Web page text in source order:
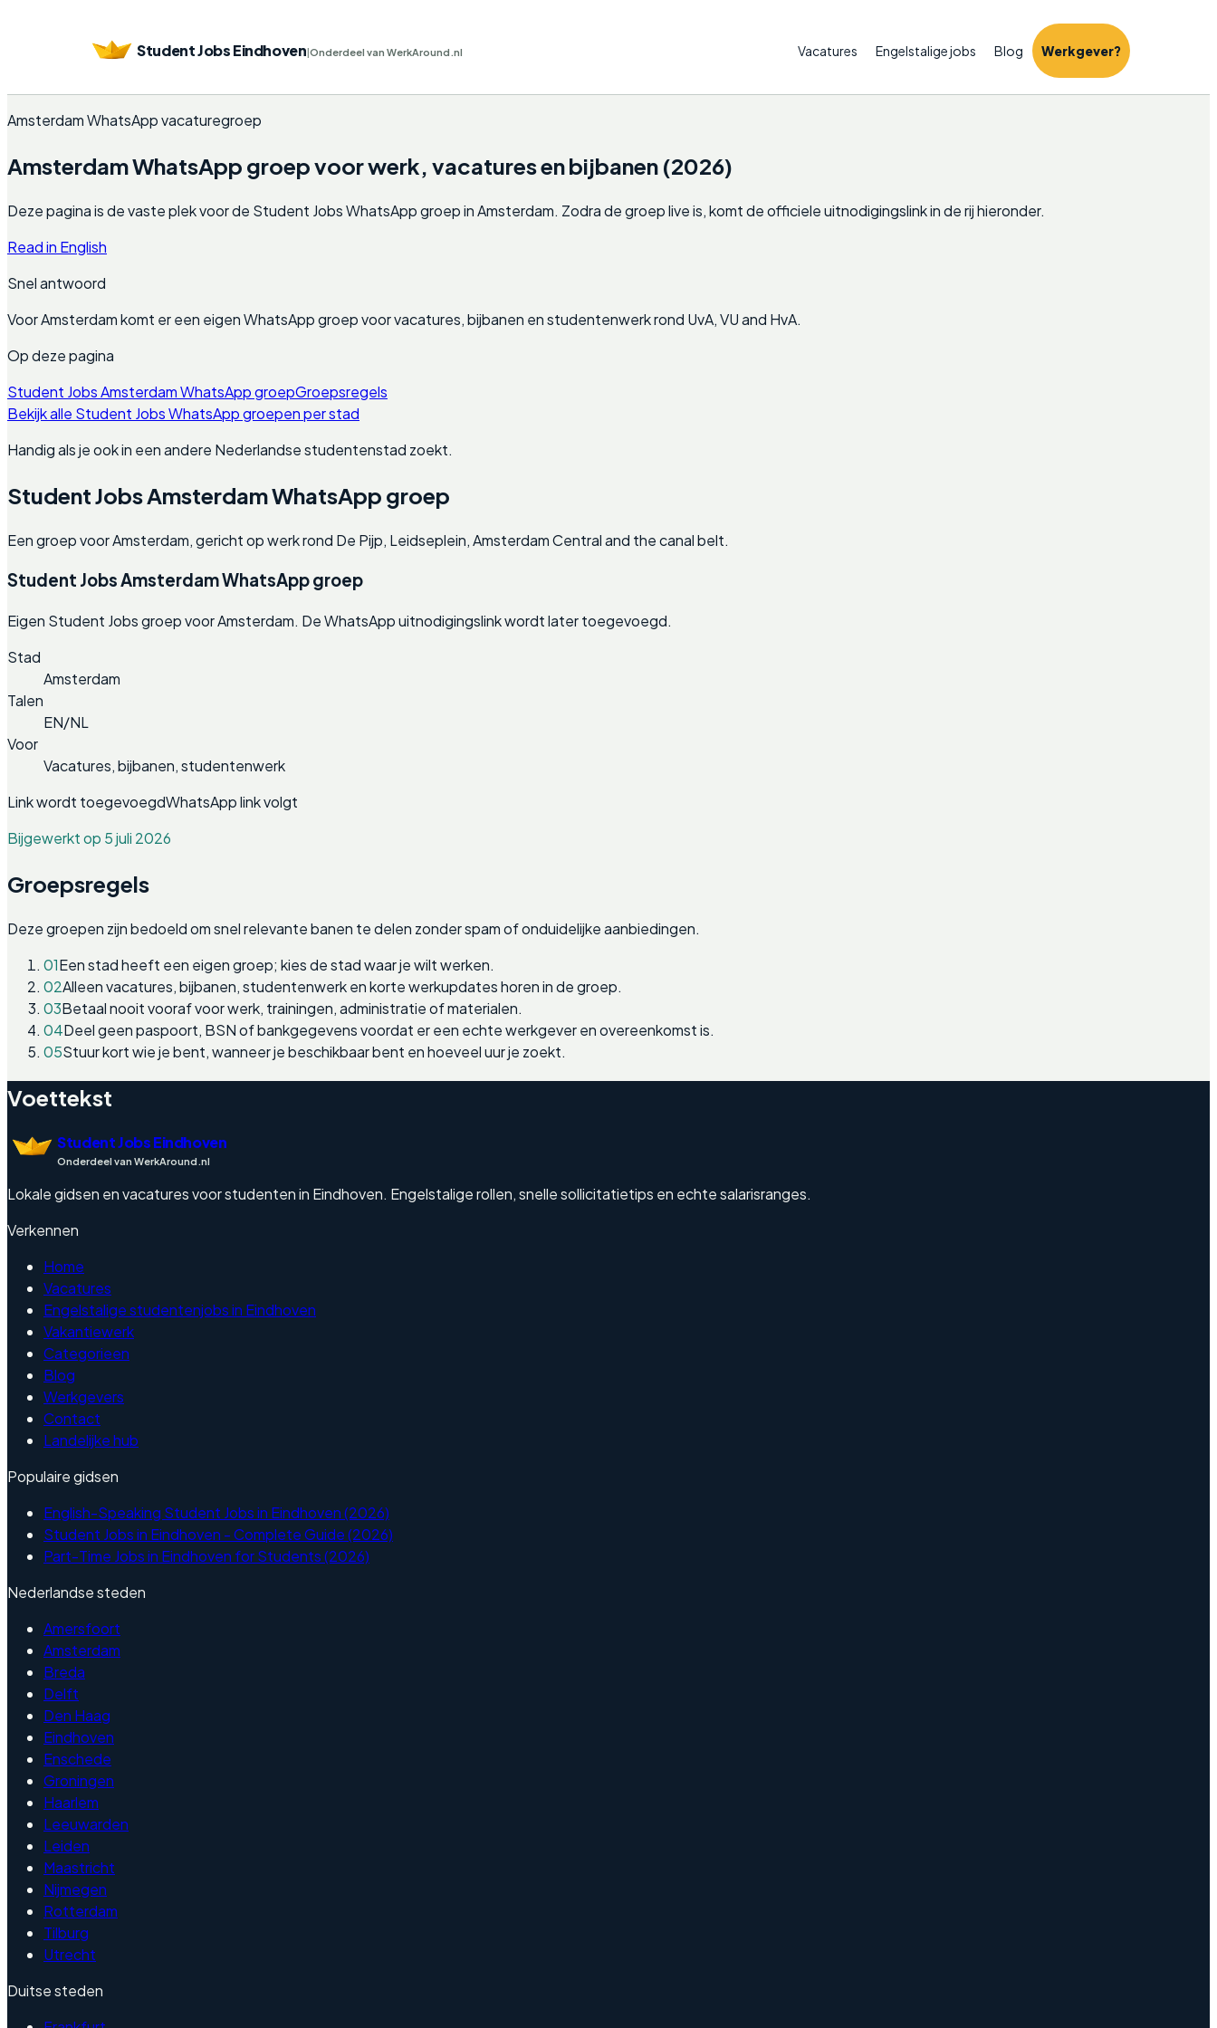
Student Jobs Eindhoven|Onderdeel van WerkAround.nl Vacatures Engelstalige jobs Blog Werkgever?
Amsterdam WhatsApp vacaturegroep
Amsterdam WhatsApp groep voor werk, vacatures en bijbanen (2026)
Deze pagina is de vaste plek voor de Student Jobs WhatsApp groep in Amsterdam. Zodra de groep live is, komt de officiele uitnodigingslink in de rij hieronder.
Read in English
Snel antwoord
Voor Amsterdam komt er een eigen WhatsApp groep voor vacatures, bijbanen en studentenwerk rond UvA, VU and HvA.
Op deze pagina
Student Jobs Amsterdam WhatsApp groepGroepsregels
Bekijk alle Student Jobs WhatsApp groepen per stad
Handig als je ook in een andere Nederlandse studentenstad zoekt.
Student Jobs Amsterdam WhatsApp groep
Een groep voor Amsterdam, gericht op werk rond De Pijp, Leidseplein, Amsterdam Central and the canal belt.
Student Jobs Amsterdam WhatsApp groep
Eigen Student Jobs groep voor Amsterdam. De WhatsApp uitnodigingslink wordt later toegevoegd.
Stad
Amsterdam
Talen
EN/NL
Voor
Vacatures, bijbanen, studentenwerk
Link wordt toegevoegdWhatsApp link volgt
Bijgewerkt op 5 juli 2026
Groepsregels
Deze groepen zijn bedoeld om snel relevante banen te delen zonder spam of onduidelijke aanbiedingen.
01Een stad heeft een eigen groep; kies de stad waar je wilt werken.
02Alleen vacatures, bijbanen, studentenwerk en korte werkupdates horen in de groep.
03Betaal nooit vooraf voor werk, trainingen, administratie of materialen.
04Deel geen paspoort, BSN of bankgegevens voordat er een echte werkgever en overeenkomst is.
05Stuur kort wie je bent, wanneer je beschikbaar bent en hoeveel uur je zoekt.
Voettekst
Student Jobs Eindhoven
Onderdeel van WerkAround.nl
Lokale gidsen en vacatures voor studenten in Eindhoven. Engelstalige rollen, snelle sollicitatietips en echte salarisranges.
Verkennen
Home
Vacatures
Engelstalige studentenjobs in Eindhoven
Vakantiewerk
Categorieen
Blog
Werkgevers
Contact
Landelijke hub
Populaire gidsen
English-Speaking Student Jobs in Eindhoven (2026)
Student Jobs in Eindhoven - Complete Guide (2026)
Part-Time Jobs in Eindhoven for Students (2026)
Nederlandse steden
Amersfoort
Amsterdam
Breda
Delft
Den Haag
Eindhoven
Enschede
Groningen
Haarlem
Leeuwarden
Leiden
Maastricht
Nijmegen
Rotterdam
Tilburg
Utrecht
Duitse steden